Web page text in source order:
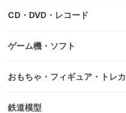
CD・DVD・レコード
ゲーム機・ソフト
おもちゃ・フィギュア・トレカ
鉄道模型